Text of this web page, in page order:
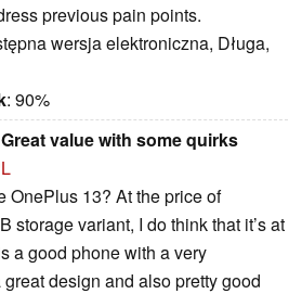
previous pain points.
wersja elektroniczna, Długa,
: 90%
value with some quirks
OnePlus 13? At the price of
storage variant, I do think that it’s at
a good phone with a very
design and also pretty good